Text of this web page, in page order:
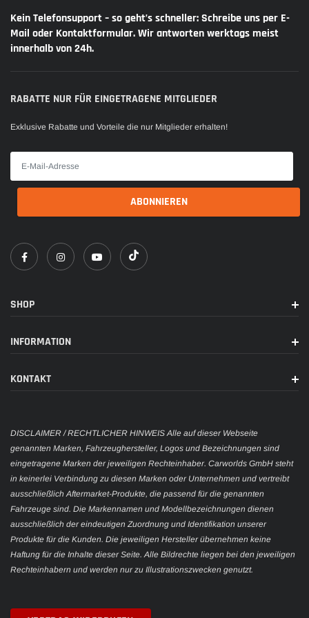
Kein Telefonsupport – so geht’s schneller: Schreibe uns per E-
Mail oder Kontaktformular. Wir antworten werktags meist
innerhalb von 24h.
RABATTE NUR FÜR EINGETRAGENE MITGLIEDER
Exklusive Rabatte und Vorteile die nur Mitglieder erhalten!
SHOP
INFORMATION
KONTAKT
DISCLAIMER / RECHTLICHER HINWEIS Alle auf dieser Webseite
genannten Marken, Fahrzeughersteller, Logos und Bezeichnungen sind
eingetragene Marken der jeweiligen Rechteinhaber. Carworlds GmbH steht
in keinerlei Verbindung zu diesen Marken oder Unternehmen und vertreibt
ausschließlich Aftermarket-Produkte, die passend für die genannten
Fahrzeuge sind. Die Markennamen und Modellbezeichnungen dienen
ausschließlich der eindeutigen Zuordnung und Identifikation unserer
Produkte für die Kunden. Die jeweiligen Hersteller übernehmen keine
Haftung für die Inhalte dieser Seite. Alle Bildrechte liegen bei den jeweiligen
Rechteinhabern und werden nur zu Illustrationszwecken genutzt.